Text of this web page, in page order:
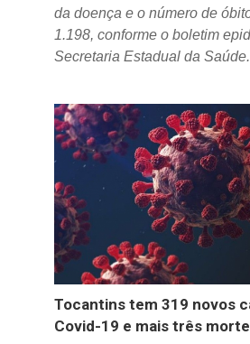
da doença e o número de
1.198, conforme o boletim
Secretaria Estadual da Saúde.
Tocantins tem 319 novos
Covid-19 e mais três